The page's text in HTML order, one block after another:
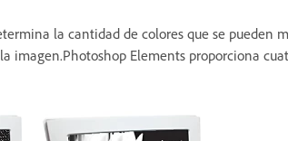
la cantidad de colores que se pueden
imagen.Photoshop Elements proporciona